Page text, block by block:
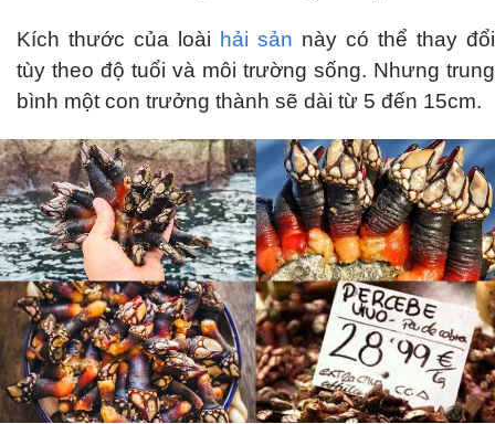
Kích thước của loài hải sản này có thể thay đổi
tùy theo độ tuổi và môi trường sống. Nhưng trung
bình một con trưởng thành sẽ dài từ 5 đến 15cm.